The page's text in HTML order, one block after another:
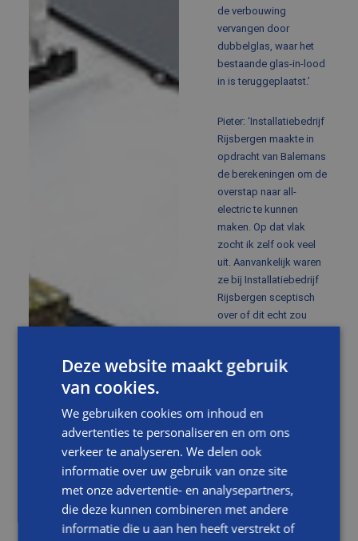
de verbouwing
vervangen door
dubbelglas, waar het
bestaande glas-in-lood
in is teruggeplaatst.’
Pieter: ‘Installatiebedrijf
Rijsbergen maakte in
opdracht van Balemans
de berekeningen om de
overstap naar all-
electric te kunnen
maken. Op dat vlak
zocht ik zelf ook veel
uit. Aanvankelijk waren
ze bij Installatiebedrijf
Rijsbergen sceptisch
over of dit echt zou
overtuigd en steeds
isoleren. Huizen uit dit
bouwjaar hebben
doorgaans geen
spouwmuur waardoor
we van binnenuit alle
buitenmuren geïsoleerd
hebben. Daarnaast
Deze website maakt gebruik
van cookies.
We gebruiken cookies om inhoud en
advertenties te personaliseren en om ons
verkeer te analyseren. We delen ook
informatie over uw gebruik van onze site
met onze advertentie- en analysepartners,
die deze kunnen combineren met andere
informatie die u aan hen heeft verstrekt of